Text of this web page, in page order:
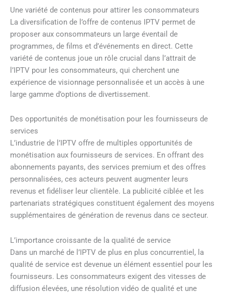
Une variété de contenus pour attirer les consommateurs
La diversification de l’offre de contenus IPTV permet de
proposer aux consommateurs un large éventail de
programmes, de films et d’événements en direct. Cette
variété de contenus joue un rôle crucial dans l’attrait de
l’IPTV pour les consommateurs, qui cherchent une
expérience de visionnage personnalisée et un accès à une
large gamme d’options de divertissement.
Des opportunités de monétisation pour les fournisseurs de
services
L’industrie de l’IPTV offre de multiples opportunités de
monétisation aux fournisseurs de services. En offrant des
abonnements payants, des services premium et des offres
personnalisées, ces acteurs peuvent augmenter leurs
revenus et fidéliser leur clientèle. La publicité ciblée et les
partenariats stratégiques constituent également des moyens
supplémentaires de génération de revenus dans ce secteur.
L’importance croissante de la qualité de service
Dans un marché de l’IPTV de plus en plus concurrentiel, la
qualité de service est devenue un élément essentiel pour les
fournisseurs. Les consommateurs exigent des vitesses de
diffusion élevées, une résolution vidéo de qualité et une